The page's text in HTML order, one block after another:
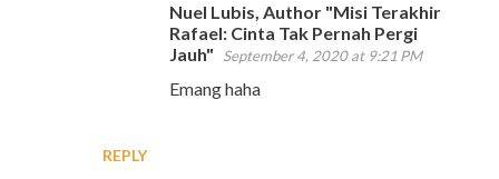
REPLY
Nuel Lubis, Author "Misi Terakhir
Rafael: Cinta Tak Pernah Pergi
Jauh"
September 4, 2020 at 9:21 PM
Emang haha